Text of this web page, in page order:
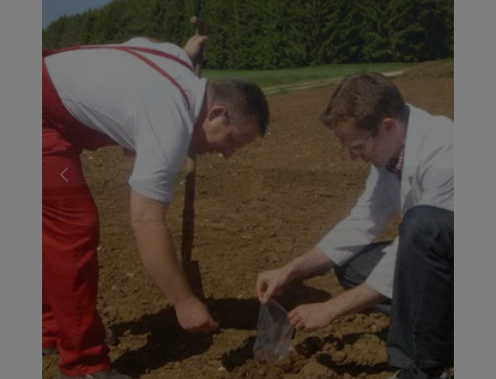
Previous Next